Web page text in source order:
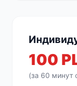
100
(за 60 минут